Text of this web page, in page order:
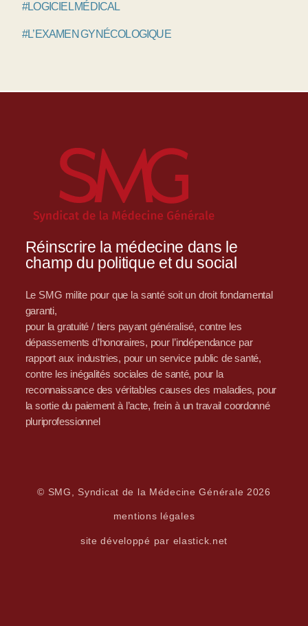
#LOGICIEL MÉDICAL
#L’EXAMEN GYNÉCOLOGIQUE
Réinscrire la médecine dans le
champ du politique et du social
Le SMG milite pour que la santé soit un droit fondamental
garanti,
pour la gratuité / tiers payant généralisé, contre les
dépassements d’honoraires, pour l’indépendance par
rapport aux industries, pour un service public de santé,
contre les inégalités sociales de santé, pour la
reconnaissance des véritables causes des maladies, pour
la sortie du paiement à l’acte, frein à un travail coordonné
pluriprofessionnel
© SMG, Syndicat de la Médecine Générale 2026
mentions légales
site développé par elastick.net